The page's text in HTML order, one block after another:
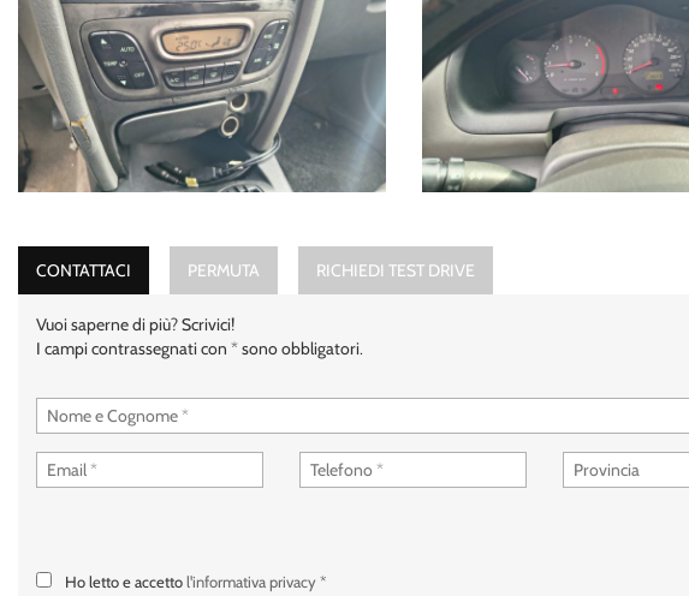
ORARI:
Dal lunedi al sabato:
-08:30/13:30
-15:00/19:30
Per Ulteriori Informazioni e per visionare contattateci saremo a vostra completa disposizione!
CONTATTACI PERMUTA RICHIEDI TEST DRIVE
Vuoi saperne di più? Scrivici!
I campi contrassegnati con * sono obbligatori.
Ho letto e accettol'informativa privacy *